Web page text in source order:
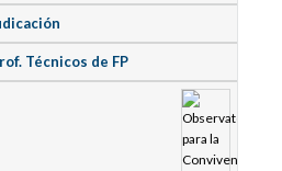
Técnicos de FP